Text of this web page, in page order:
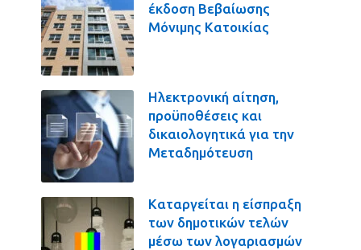
έκδοση Βεβαίωσης
Μόνιμης Κατοικίας
Ηλεκτρονική αίτηση,
προϋποθέσεις και
δικαιολογητικά για την
Μεταδημότευση
Καταργείται η είσπραξη
των δημοτικών τελών
μέσω των λογαριασμών